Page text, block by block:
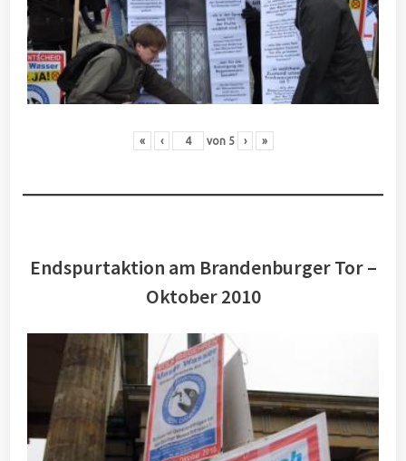
« ‹ von 5 › »
Endspurtaktion am Brandenburger Tor –
Oktober 2010